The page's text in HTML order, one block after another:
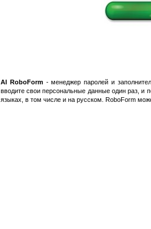
AI RoboForm- менеджер паролей и
вводите свои персональные данные один раз,
языках, в том числе и на русском. RoboForm